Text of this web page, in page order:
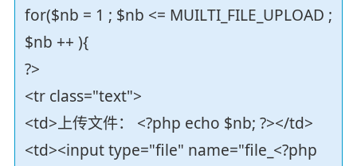
for($nb = 1 ; $nb <= MUILTI_FILE_UPLOAD ;
$nb ++ ){
?>
<tr class="text">
<td>上传文件： <?php echo $nb; ?></td>
<td><input type="file" name="file_<?php